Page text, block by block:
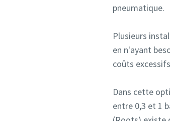
pneumatique.
Plusieurs
en n'ayant
coûts
Dans cette
entre 0,3 et 1